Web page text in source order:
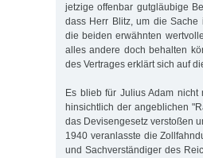
jetzige offenbar gutgläubige
dass Herr Blitz, um die
die beiden erwähnten
alles andere doch behalten
des Vertrages erklärt sich auf
Es blieb für Julius Adam
hinsichtlich der angeblichen
das Devisengesetz verstoßen
1940 veranlasste die
und Sachverständiger des